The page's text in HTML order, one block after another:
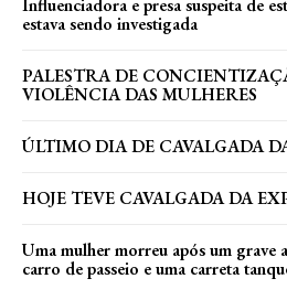
Influenciadora e presa suspeita de
estava sendo investigada
PALESTRA DE
VIOLÊNCIA DAS MULHERES
ÚLTIMO DIA DE CAVALGADA
HOJE TEVE CAVALGADA DA
Uma mulher morreu após um grave
carro de passeio e uma carreta